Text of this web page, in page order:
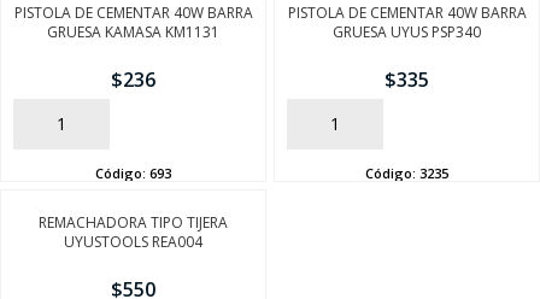
PISTOLA DE CEMENTAR 40W BARRA
GRUESA KAMASA KM1131
$236
AÑADIR
Código: 693
PISTOLA DE CEMENTAR 40W BARRA
GRUESA UYUS PSP340
$335
AÑADIR
Código: 3235
REMACHADORA TIPO TIJERA
UYUSTOOLS REA004
$550